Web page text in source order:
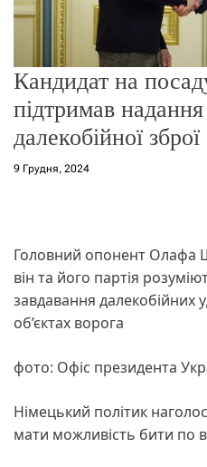
Кандидат на
підтримав надання
далекобійної зброї
9 Грудня, 2024
Головний опонент Олафа
він та його партія
завдавання далекобійних
об’єктах ворога
фото: Офіс президента
Німецький політик
мати можливість бити по